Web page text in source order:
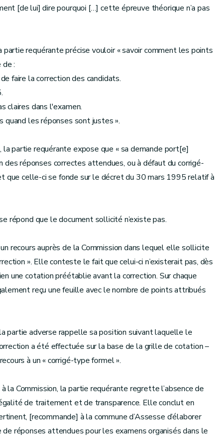
[de lui] dire pourquoi […] cette épreuve théorique n’a pas
requérante précise vouloir « savoir comment les points
:
faire la correction des candidats.
claires dans l'examen.
quand les réponses sont justes ».
partie requérante expose que « sa demande port[e]
réponses correctes attendues, ou à défaut du corrigé-
que celle-ci se fonde sur le décret du 30 mars 1995 relatif à
répond que le document sollicité n’existe pas.
recours auprès de la Commission dans lequel elle sollicite
». Elle conteste le fait que celui-ci n’existerait pas, dès
une cotation préétablie avant la correction. Sur chaque
reçu une feuille avec le nombre de points attribués
partie adverse rappelle sa position suivant laquelle le
a été effectuée sur la base de la grille de cotation –
à un « corrigé-type formel ».
Commission, la partie requérante regrette l’absence de
de traitement et de transparence. Elle conclut en
[recommande] à la commune d’Assesse d’élaborer
réponses attendues pour les examens organisés dans le